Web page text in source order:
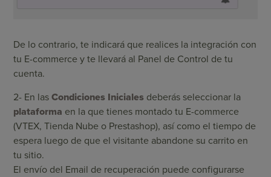
De lo contrario, te indicará que realices la integración con
tu E-commerce y te llevará al Panel de Control de tu
cuenta.
2- En lasCondiciones Iniciales deberás seleccionar la
plataforma en la que tienes montado tu E-commerce
(VTEX, Tienda Nube o Prestashop), así como el tiempo de
espera luego de que el visitante abandone su carrito en
tu sitio.
El envío del Email de recuperación puede configurarse